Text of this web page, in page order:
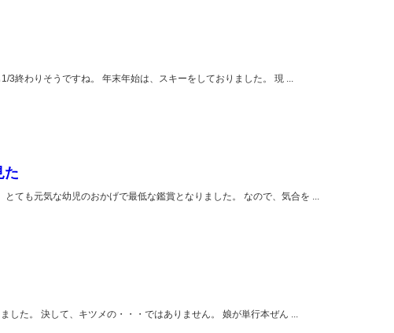
3終わりそうですね。 年末年始は、スキーをしておりました。 現 ...
た
ても元気な幼児のおかげで最低な鑑賞となりました。 なので、気合を ...
した。 決して、キツメの・・・ではありません。 娘が単行本ぜん ...